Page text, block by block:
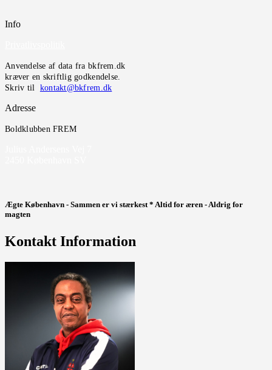
Info
Anvendelse af data fra bkfrem.dk
kræver en skriftlig godkendelse.
Skriv til kontakt@bkfrem.dk
Adresse
Boldklubben FREM
Ægte København - Sammen er vi stærkest * Altid for æren - Aldrig for
magten
Kontakt Information